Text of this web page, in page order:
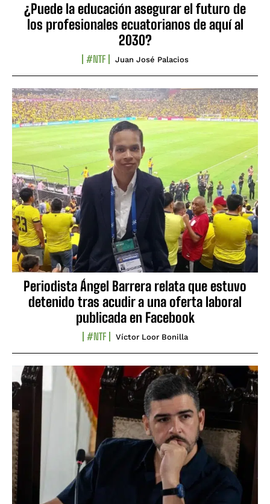
¿Puede la educación asegurar el futuro de
los profesionales ecuatorianos de aquí al
2030?
#NTF Juan José Palacios
Periodista Ángel Barrera relata que estuvo
detenido tras acudir a una oferta laboral
publicada en Facebook
#NTF Víctor Loor Bonilla